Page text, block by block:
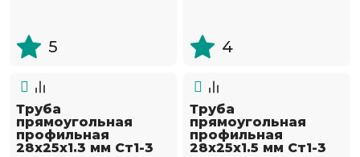
5 4
Труба
прямоугольная
профильная
28х25х1.3 мм Ст1-3
Труба
прямоугольная
профильная
28х25х1.5 мм Ст1-3